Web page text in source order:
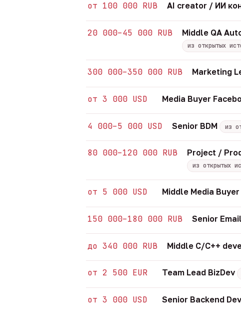
от 100 000 RUB AI creator / ИИ
20 000–45 000 RUB Middle QA
из открытых
300 000–350 000 RUB Marketing
от 3 000 USD Media Buyer
4 000–5 000 USD Senior BDM из
80 000–120 000 RUB Project /
из открытых
от 5 000 USD Middle Media
150 000–180 000 RUB Senior
до 340 000 RUB Middle C/C++
от 2 500 EUR Team Lead BizDev
от 3 000 USD Senior Backend